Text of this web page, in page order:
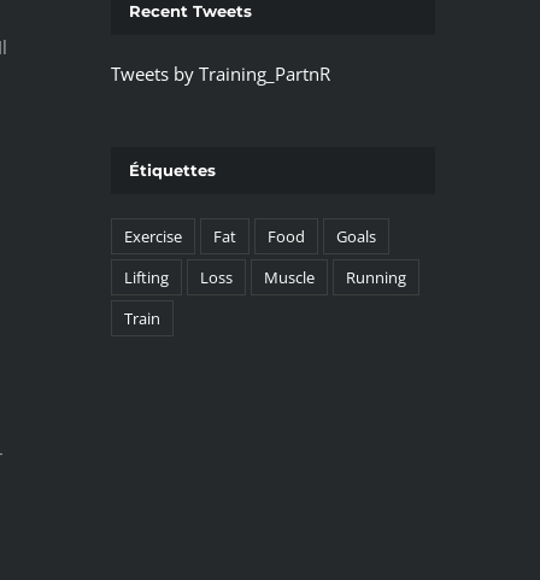
Recent Tweets
Tweets by Training_PartnR
Étiquettes
Exercise Fat Food
Goals
Lifting
Loss Muscle
Running
Train